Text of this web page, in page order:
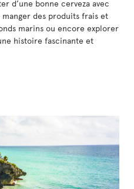
d’une bonne cerveza avec
des produits frais et
marins ou encore explorer
histoire fascinante et